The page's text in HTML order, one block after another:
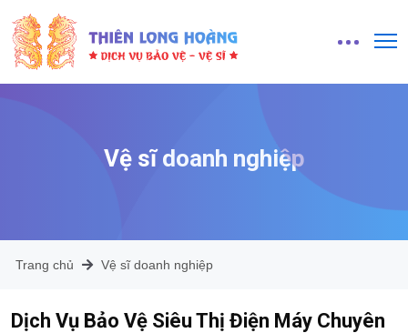
Vệ sĩ doanh nghiệp
Trang chủ Vệ sĩ doanh nghiệp
Dịch Vụ Bảo Vệ Siêu Thị Điện Máy Chuyên